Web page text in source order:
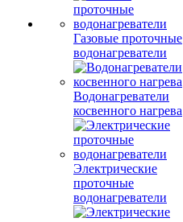
Газовые проточные
водонагреватели
Водонагреватели
косвенного нагрева
Электрические
проточные
водонагреватели